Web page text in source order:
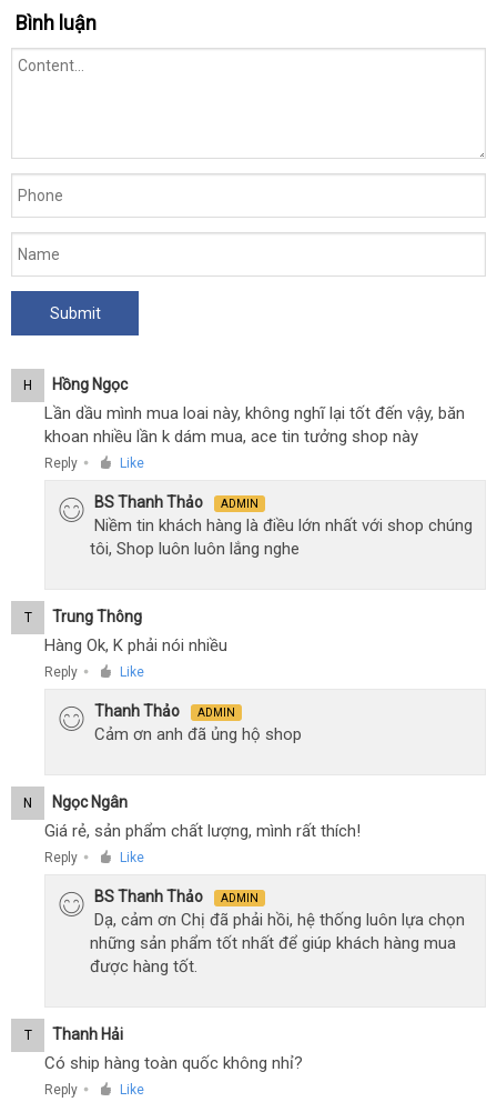
Bình luận
H Hồng Ngọc
Lần dầu mình mua loai này, không nghĩ lại tốt đến vậy, băn
khoan nhiều lần k dám mua, ace tin tưởng shop này
Reply ● Like
BS Thanh Thảo ADMIN
Niềm tin khách hàng là điều lớn nhất với shop chúng
tôi, Shop luôn luôn lắng nghe
T Trung Thông
Hàng Ok, K phải nói nhiều
Reply ● Like
Thanh Thảo ADMIN
Cảm ơn anh đã ủng hộ shop
N Ngọc Ngân
Giá rẻ, sản phẩm chất lượng, mình rất thích!
Reply ● Like
BS Thanh Thảo ADMIN
Dạ, cảm ơn Chị đã phải hồi, hệ thống luôn lựa chọn
những sản phẩm tốt nhất để giúp khách hàng mua
được hàng tốt.
T Thanh Hải
Có ship hàng toàn quốc không nhỉ?
Reply ● Like